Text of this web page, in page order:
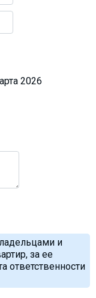
2026
и
за ее
ответственности